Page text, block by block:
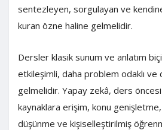
sentezleyen, sorgulayan ve
kuran özne haline gelmelidir.
Dersler klasik sunum ve anlatım
etkileşimli, daha problem odaklı ve
gelmelidir. Yapay zekâ, ders öncesi
kaynaklara erişim, konu genişletme,
düşünme ve kişiselleştirilmiş